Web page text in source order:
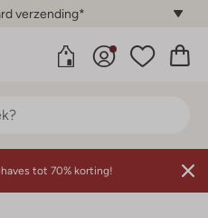
verzending*
tot 70% korting!